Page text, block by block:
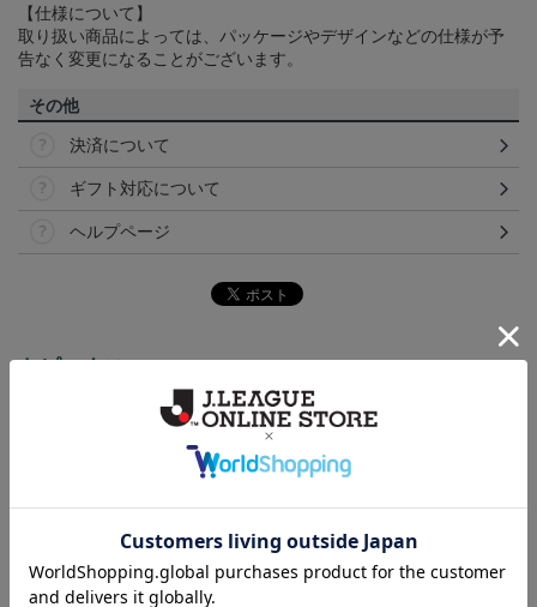
【仕様について】
取り扱い商品によっては、パッケージやデザインなどの仕様が予
告なく変更になることがございます。
その他
決済について
ギフト対応について
ヘルプページ
トピックス
東京Ｖ
現在販売中の25ユニフォームはこちら！
東京Ｖ
東京ヴェルディのすべてのグッズをチェックしたい
方に！全グッズ一覧はこちら！